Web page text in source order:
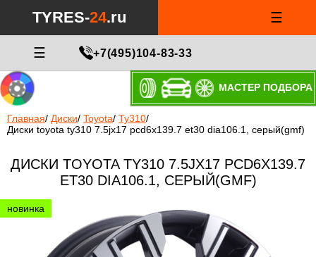
TYRES-24.ru ☰
☰ +7(495)104-83-33
МАСТЕР ПОДБОРА
Главная/ Диски/ Toyota/ Ty310/
Диски toyota ty310 7.5jx17 pcd6x139.7 et30 dia106.1, серый(gmf)
ДИСКИ TOYOTA TY310 7.5JX17 PCD6X139.7
ET30 DIA106.1, СЕРЫЙ(GMF)
новинка